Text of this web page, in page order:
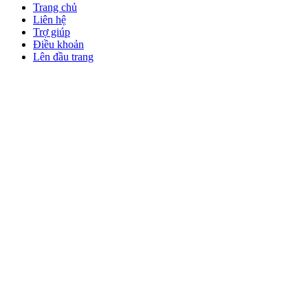
Trang chủ
Liên hệ
Trợ giúp
Điều khoản
Lên đầu trang